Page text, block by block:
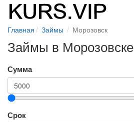
Главная Займы Морозовск
Займы в Морозовске
Сумма
Срок